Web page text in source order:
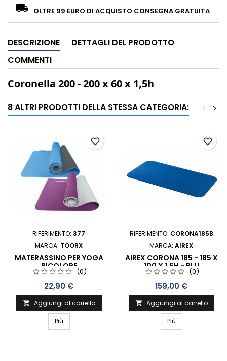
OLTRE 99 EURO DI ACQUISTO CONSEGNA GRATUITA
DESCRIZIONE
DETTAGLI DEL PRODOTTO
COMMENTI
Coronella 200 - 200 x 60 x 1,5h
8 ALTRI PRODOTTI DELLA STESSA CATEGORIA: >
<
RIFERIMENTO: 377
MARCA: TOORX
MATERASSINO PER YOGA
BICOLORE
PROFESSIONALE
(0)
Prezzo
22,90 €
 Aggiungi al carrello
Più
favorite_border
RIFERIMENTO: CORONA185B
MARCA: AIREX
AIREX CORONA 185 - 185 X
100 X 1,5H - BLU
(0)
Prezzo
159,00 €
 Aggiungi al carrello
Più
favorite_border